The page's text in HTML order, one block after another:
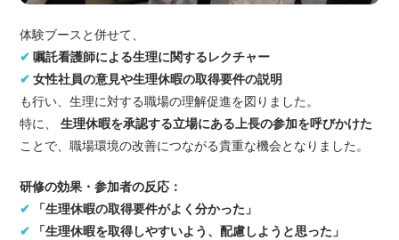
体験ブースと併せて、
✔ 嘱託看護師による生理に関するレクチャー
✔ 女性社員の意見や生理休暇の取得要件の説明
も行い、生理に対する職場の理解促進を図りました。
特に、生理休暇を承認する立場にある上長の参加を呼びかけた
ことで、職場環境の改善につながる貴重な機会となりました。
研修の効果・参加者の反応：
✔ 「生理休暇の取得要件がよく分かった」
✔ 「生理休暇を取得しやすいよう、配慮しようと思った」